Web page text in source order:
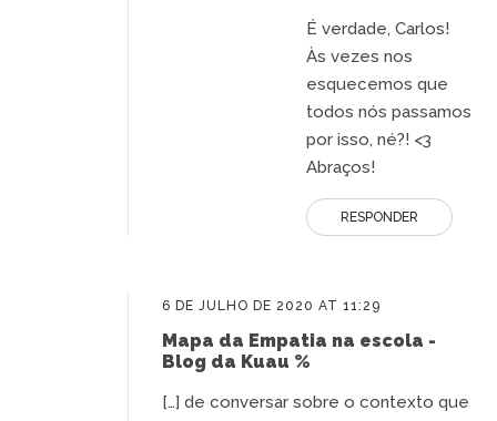
É verdade, Carlos!
Às vezes nos
esquecemos que
todos nós passamos
por isso, né?! <3
Abraços!
RESPONDER
6 DE JULHO DE 2020 AT 11:29
Mapa da Empatia na escola -
Blog da Kuau %
[…] de conversar sobre o contexto que